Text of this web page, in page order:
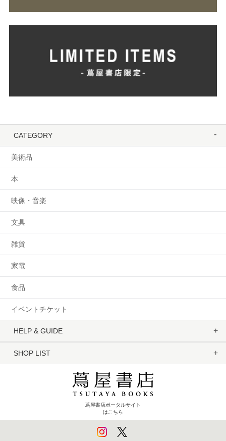
CATEGORY
美術品
本
映像・音楽
文具
雑貨
家電
食品
イベントチケット
HELP & GUIDE
SHOP LIST
蔦屋書店ポータルサイト
はこちら